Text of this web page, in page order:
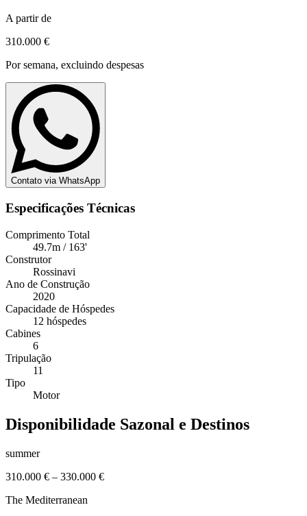
A partir de
310.000 €
Por semana, excluindo despesas
Contato via WhatsApp
Especificações Técnicas
Comprimento Total
49.7m / 163'
Construtor
Rossinavi
Ano de Construção
2020
Capacidade de Hóspedes
12 hóspedes
Cabines
6
Tripulação
11
Tipo
Motor
Disponibilidade Sazonal e Destinos
summer
310.000 € – 330.000 €
The Mediterranean